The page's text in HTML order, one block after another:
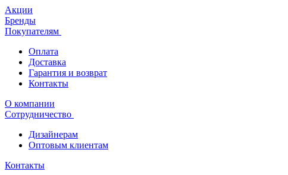
Акции
Бренды
Покупателям
Оплата
Доставка
Гарантия и возврат
Контакты
О компании
Сотрудничество
Дизайнерам
Оптовым клиентам
Контакты